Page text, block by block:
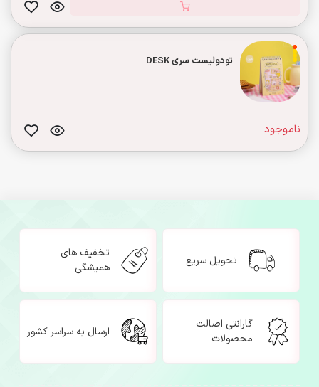
تودولیست سری DESK
ناموجود
تحویل سریع
تخفیف های
همیشگی
گارانتی اصالت
محصولات
ارسال به سراسر کشور